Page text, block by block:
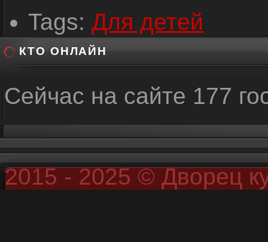
Tags: Для детей
КТО ОНЛАЙН
Сейчас на сайте 177
2015 - 2025 © Дворец